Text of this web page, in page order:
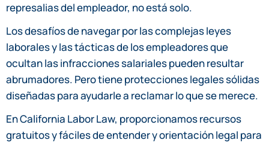
represalias del empleador, no está solo.
Los desafíos de navegar por las complejas leyes
laborales y las tácticas de los empleadores que
ocultan las infracciones salariales pueden resultar
abrumadores. Pero tiene protecciones legales sólidas
diseñadas para ayudarle a reclamar lo que se merece.
En California Labor Law, proporcionamos recursos
gratuitos y fáciles de entender y orientación legal para